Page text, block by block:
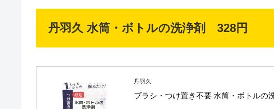
丹羽久 水筒・ボトルの洗浄剤 328円
丹羽久
ブラシ・つけ置き不要 水筒・ボトルの